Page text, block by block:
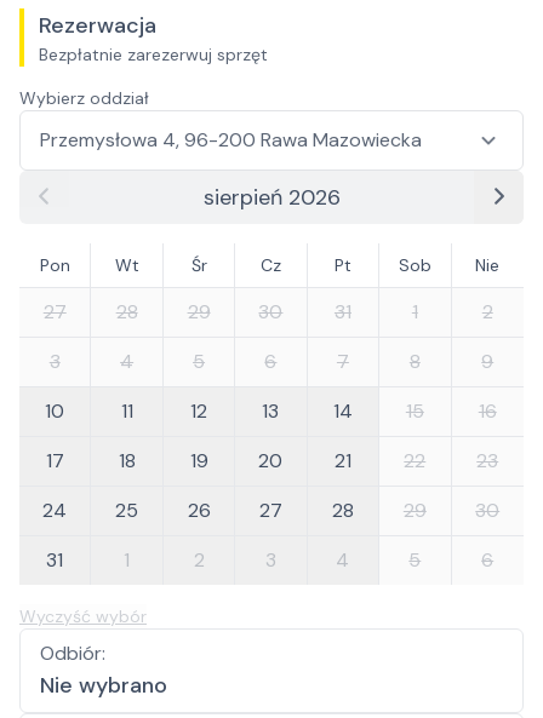
Rezerwacja
Bezpłatnie zarezerwuj sprzęt
Wybierz oddział
sierpień 2026
Pon Wt Śr Cz Pt Sob Nie
27 28 29 30 31 1
2
3
4 5 6 7 8
9
10
11 12 13 14 15
16
17
18 19 20 21 22
23
24
25 26 27 28 29
30
31
1 2 3 4 5 6
Wyczyść wybór
Odbiór:
Nie wybrano